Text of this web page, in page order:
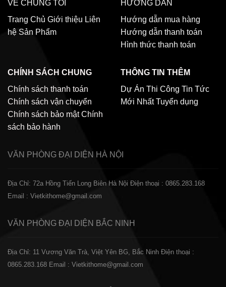
VỀ CHÚNG TÔI
Trang Chủ Giới thiệu Liên
hệ Sản Phẩm
HƯỚNG DẪN
Hướng dẫn mua hàng
Hướng dẫn thanh toán
Hình thức thanh toán
CHÍNH SÁCH CHUNG
Chính sách thanh toán
Chính sách vận chuyển
Chính sách bảo mật Chính
sách bảo hành
THÔNG TIN THÊM
Dự Án Thi Công Tin Tức
Mới Nhất Tuyển dụng
VĂN PHÒNG ĐẠI DIỆN HÀ NỘI
Địa Chỉ: 72a Hồng Tiến Long Biên Hà Nội Điện thoại : 0865.283.168
Email : Vietkithome@gmail.com
VĂN PHÒNG ĐẠI DIỆN BẮC NINH
Địa Chỉ: 11 Vương Văn Trà, Việt Yên BG, Bắc Ninh Điện thoại :
0865.283.168 Email : Vietkithome@gmail.com